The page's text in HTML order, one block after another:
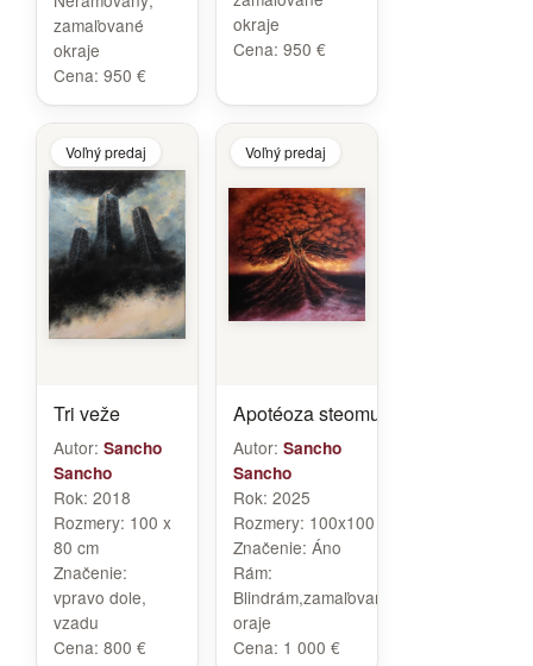
zamaľované
okraje
Cena: 950 €
okraje
Cena: 950 €
Voľný predaj
Tri veže
Autor: Sancho
Sancho
Rok: 2018
Rozmery: 100 x
80 cm
Značenie:
vpravo dole,
vzadu
Cena: 800 €
Voľný predaj
Apotéoza steomu
Autor: Sancho
Sancho
Rok: 2025
Rozmery: 100x100
Značenie: Áno
Rám:
Blindrám,zamaľované
oraje
Cena: 1 000 €